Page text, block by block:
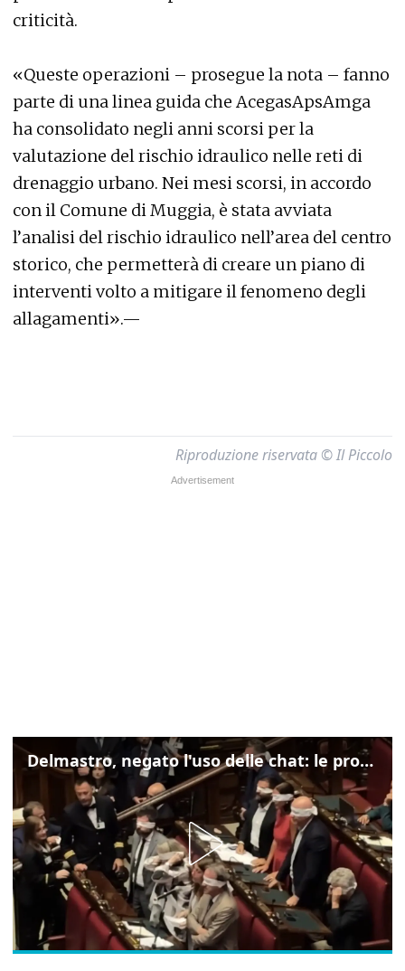
criticità.
«Queste operazioni – prosegue la nota – fanno
parte di una linea guida che AcegasApsAmga
ha consolidato negli anni scorsi per la
valutazione del rischio idraulico nelle reti di
drenaggio urbano. Nei mesi scorsi, in accordo
con il Comune di Muggia, è stata avviata
l’analisi del rischio idraulico nell’area del centro
storico, che permetterà di creare un piano di
interventi volto a mitigare il fenomeno degli
allagamenti».—
Riproduzione riservata © Il Piccolo
Delmastro, negato l'uso delle chat: le proteste di Avs e M5s